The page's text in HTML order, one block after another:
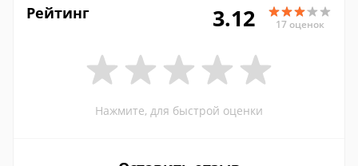
Рейтинг 3.12 17 оценок
Нажмите, для быстрой оценки